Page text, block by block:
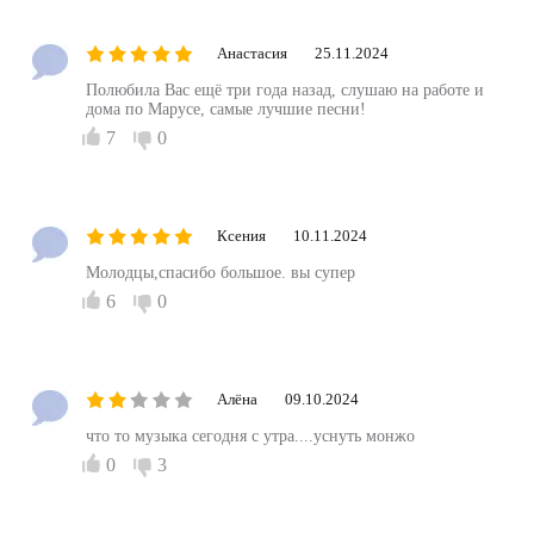
Анастасия 25.11.2024
Полюбила Вас ещё три года назад, слушаю на работе и
дома по Марусе, самые лучшие песни!
7 0
Ксения 10.11.2024
Молодцы,спасибо большое. вы супер
6 0
Алёна 09.10.2024
что то музыка сегодня с утра....уснуть монжо
0 3